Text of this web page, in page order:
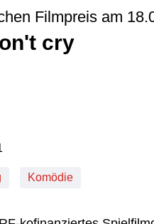
Filmpreis am
cry
1
Komödie